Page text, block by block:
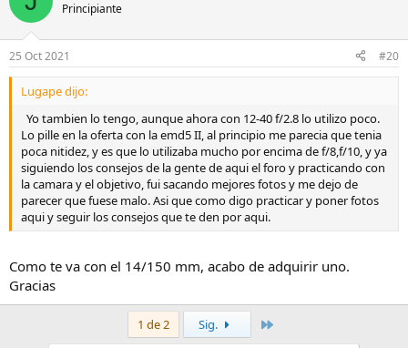
Principiante
25 Oct 2021 #20
Lugape dijo:
Yo tambien lo tengo, aunque ahora con 12-40 f/2.8 lo utilizo poco.
Lo pille en la oferta con la emd5 II, al principio me parecia que tenia
poca nitidez, y es que lo utilizaba mucho por encima de f/8,f/10, y ya
siguiendo los consejos de la gente de aqui el foro y practicando con
la camara y el objetivo, fui sacando mejores fotos y me dejo de
parecer que fuese malo. Asi que como digo practicar y poner fotos
aqui y seguir los consejos que te den por aqui.
Como te va con el 14/150 mm, acabo de adquirir uno.
Gracias
1 de 2 Sig.